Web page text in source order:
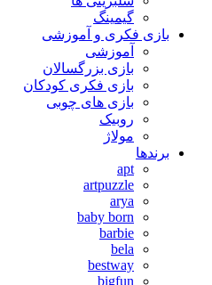
گیمینگ
بازی فکری و آموزشی
آموزشی
بازی بزرگسالان
بازی فکری کودکان
بازی های چوبی
روبیک
مولاژ
برندها
apt
artpuzzle
arya
baby born
barbie
bela
bestway
bigfun